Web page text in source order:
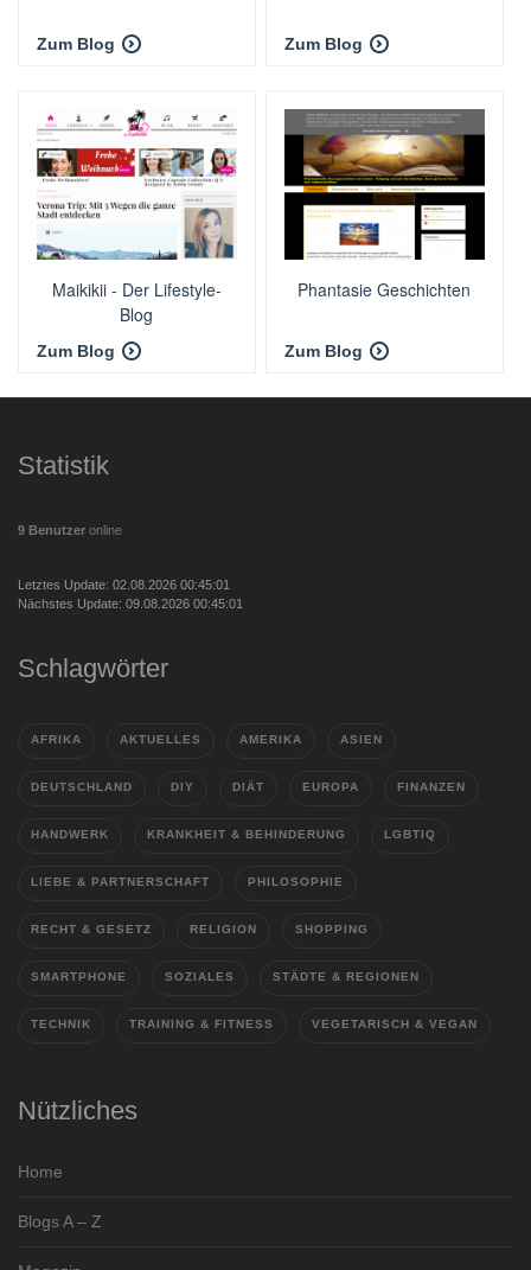
Zum Blog Zum Blog
Maikikii - Der Lifestyle-
Blog
Zum Blog
Phantasie Geschichten
Zum Blog
Statistik
9 Benutzer online
Letztes Update: 02.08.2026 00:45:01
Nächstes Update: 09.08.2026 00:45:01
Schlagwörter
AFRIKA AKTUELLES AMERIKA ASIEN
DEUTSCHLAND DIY DIÄT EUROPA FINANZEN
HANDWERK KRANKHEIT & BEHINDERUNG LGBTIQ
LIEBE & PARTNERSCHAFT PHILOSOPHIE
RECHT & GESETZ RELIGION SHOPPING
SMARTPHONE SOZIALES STÄDTE & REGIONEN
TECHNIK TRAINING & FITNESS VEGETARISCH & VEGAN
Nützliches
Home
Blogs A – Z